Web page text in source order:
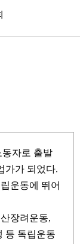
동자로 출발
가가 되었다.
운동에 뛰어
장려운동,
등 독립운동